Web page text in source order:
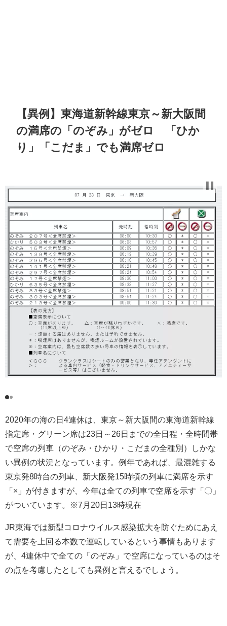
【異例】東海道新幹線東京～新大阪間
の満席の「のぞみ」がゼロ 「ひか
り」「こだま」でも満席ゼロ
2020年の海の日4連休は、東京～新大阪間の東海道新幹線
指定席・グリーン席は23日～26日までの全日程・全時間帯
で空席の列車（のぞみ・ひかり・こだまの全種別）しかな
い異例の状況となっています。例年であれば、最混雑する
東京発8時台の列車、新大阪発15時頃の列車に満席を示す
「×」が付きますが、今年は全ての列車で空席を示す「〇」
がついています。※7月20日13時現在
JR東海では新型コロナウイルス感染拡大を防ぐためにあえ
て需要を上回る本数で運転しているという事情もあります
が、4連休中で全ての「のぞみ」で空席になっているのはそ
の点を考慮したとしても異例と言えるでしょう。